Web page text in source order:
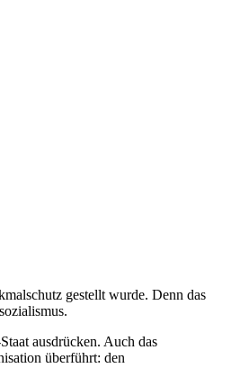
gestellt wurde. Denn das
ausdrücken. Auch das
überführt: den